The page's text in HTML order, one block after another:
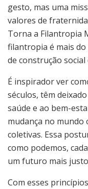
gesto, mas uma
valores de
Torna a Filantropia
filantropia é mais
de construção social
É inspirador ver
séculos, têm
saúde e ao bem-
mudança no mundo
coletivas. Essa
como podemos,
um futuro mais
Com esses